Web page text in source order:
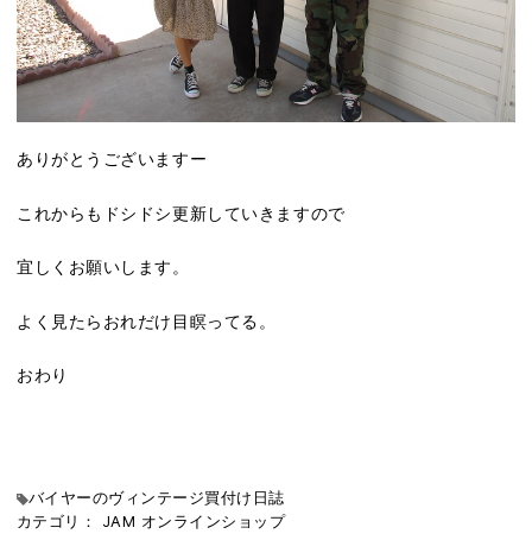
ありがとうございますー
これからもドシドシ更新していきますので
宜しくお願いします。
よく見たらおれだけ目瞑ってる。
おわり
バイヤーのヴィンテージ買付け日誌
カテゴリ： JAM オンラインショップ